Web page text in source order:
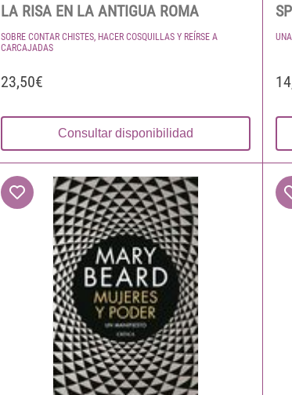
LA RISA EN LA ANTIGUA ROMA
SOBRE CONTAR CHISTES, HACER COSQUILLAS Y REÍRSE A
CARCAJADAS
23,50€
Consultar disponibilidad